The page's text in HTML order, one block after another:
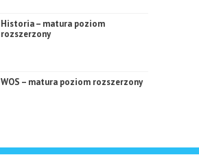
Historia – matura poziom
rozszerzony
WOS – matura poziom rozszerzony